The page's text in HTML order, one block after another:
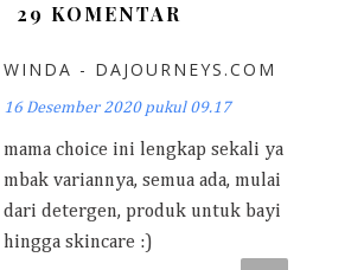
29 KOMENTAR
WINDA - DAJOURNEYS.COM
16 Desember 2020 pukul 09.17
mama choice ini lengkap sekali ya
mbak variannya, semua ada, mulai
dari detergen, produk untuk bayi
hingga skincare :)